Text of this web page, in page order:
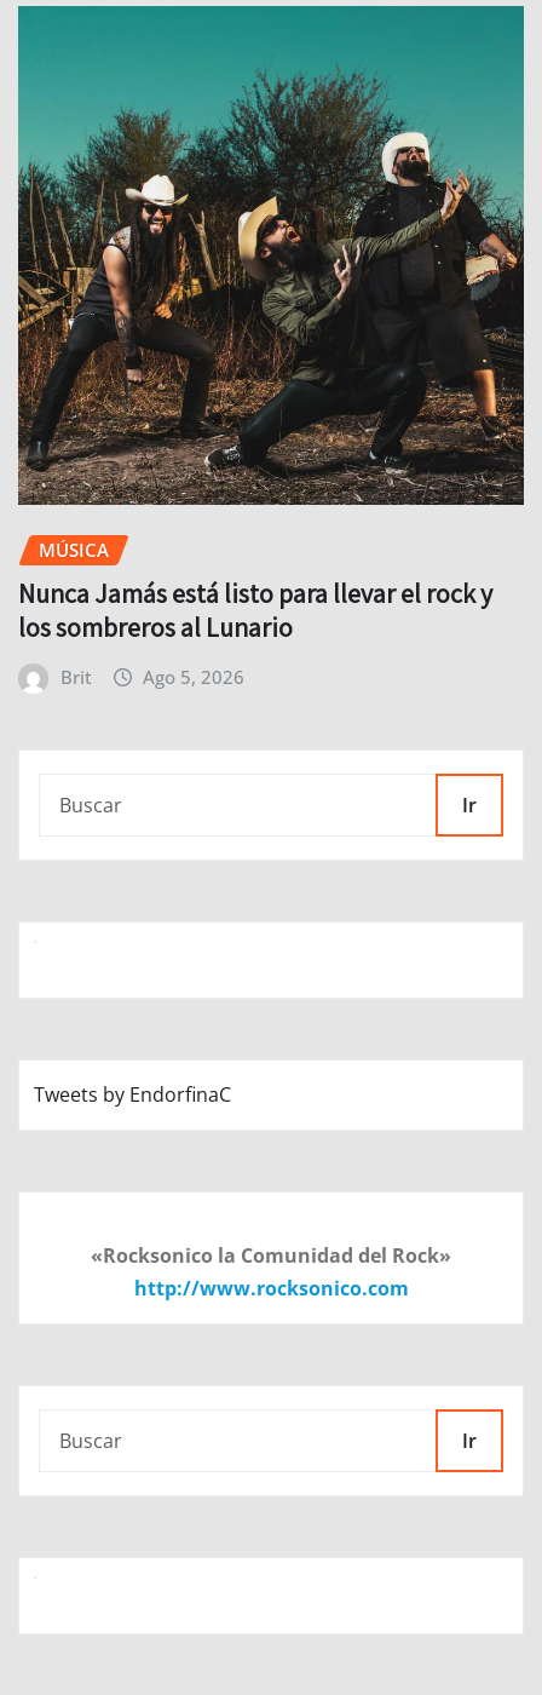
MÚSICA
Nunca Jamás está listo para llevar el rock y
los sombreros al Lunario
Brit Ago 5, 2026
Ir
Tweets by EndorfinaC
«Rocksonico la Comunidad del Rock»
http://www.rocksonico.com
Ir